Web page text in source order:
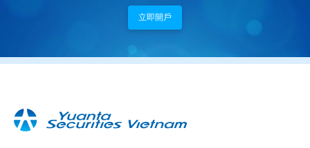
立即開戶